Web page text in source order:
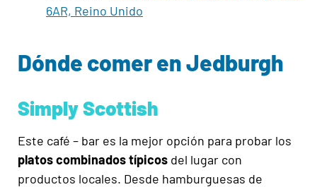
6AR, Reino Unido
Dónde comer en Jedburgh
Simply Scottish
Este café – bar es la mejor opción para probar los
platos combinados típicos del lugar con
productos locales. Desde hamburguesas de